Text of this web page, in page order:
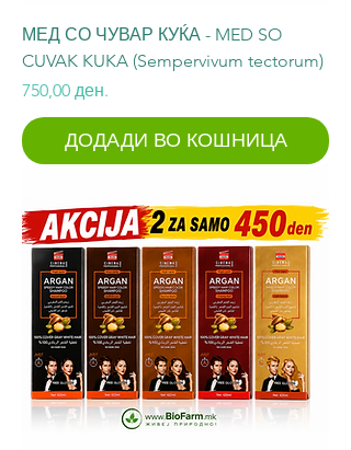
МЕД СО ЧУВАР КУЌА - MED SO
CUVAK KUKA (Sempervivum tectorum)
Price
750,00 ден.
ДОДАДИ ВО КОШНИЦА